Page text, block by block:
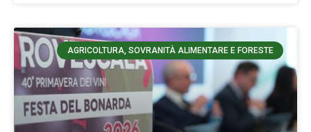
AGRICOLTURA, SOVRANITÀ ALIMENTARE E FORESTE